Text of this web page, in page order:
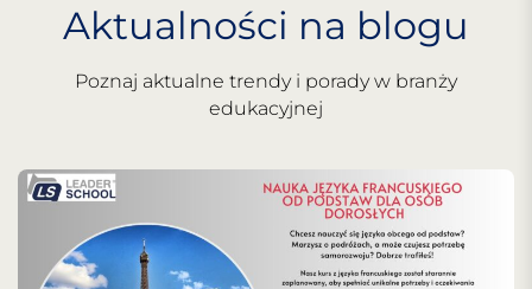
Aktualności na blogu
Poznaj aktualne trendy i porady w branży
edukacyjnej